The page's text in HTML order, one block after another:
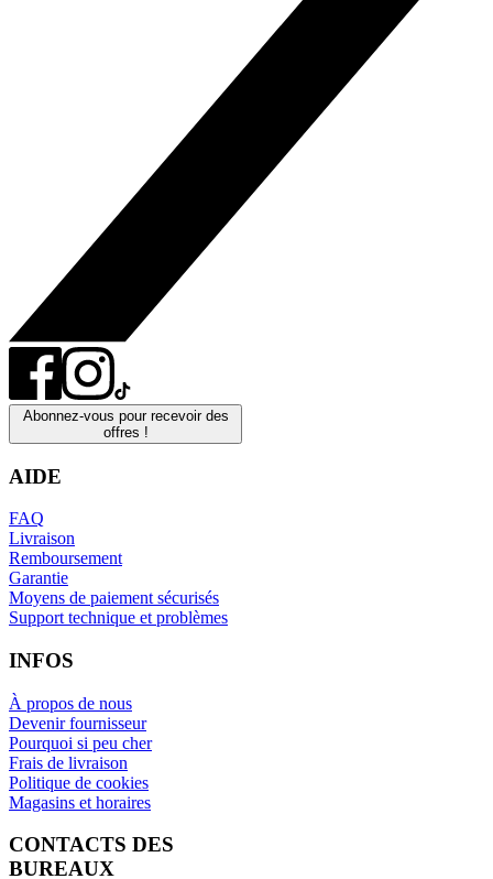
Abonnez-vous pour recevoir des
offres !
AIDE
FAQ
Livraison
Remboursement
Garantie
Moyens de paiement sécurisés
Support technique et problèmes
INFOS
À propos de nous
Devenir fournisseur
Pourquoi si peu cher
Frais de livraison
Politique de cookies
Magasins et horaires
CONTACTS DES
BUREAUX